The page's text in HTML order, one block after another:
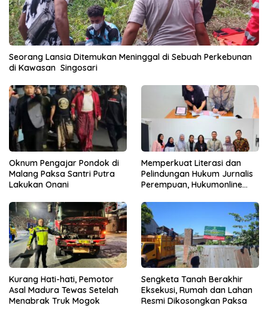
Seorang Lansia Ditemukan Meninggal di Sebuah Perkebunan
di Kawasan Singosari
Oknum Pengajar Pondok di
Malang Paksa Santri Putra
Lakukan Onani
Memperkuat Literasi dan
Pelindungan Hukum Jurnalis
Perempuan, Hukumonline
Gratis
Kurang Hati-hati, Pemotor
Asal Madura Tewas Setelah
Menabrak Truk Mogok
Sengketa Tanah Berakhir
Eksekusi, Rumah dan Lahan
Resmi Dikosongkan Paksa